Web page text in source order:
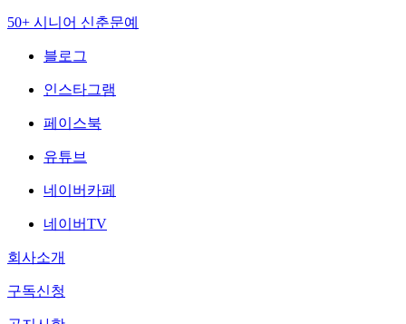
50+ 시니어 신춘문예
블로그
인스타그램
페이스북
유튜브
네이버카페
네이버TV
회사소개
구독신청